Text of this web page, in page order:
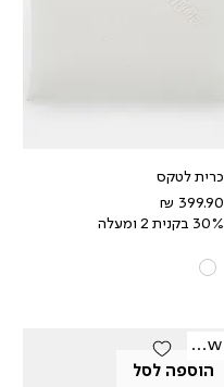
כרית לטקס
מחיר
30% בקנית 2 ומעלה
הוספה לסל
New